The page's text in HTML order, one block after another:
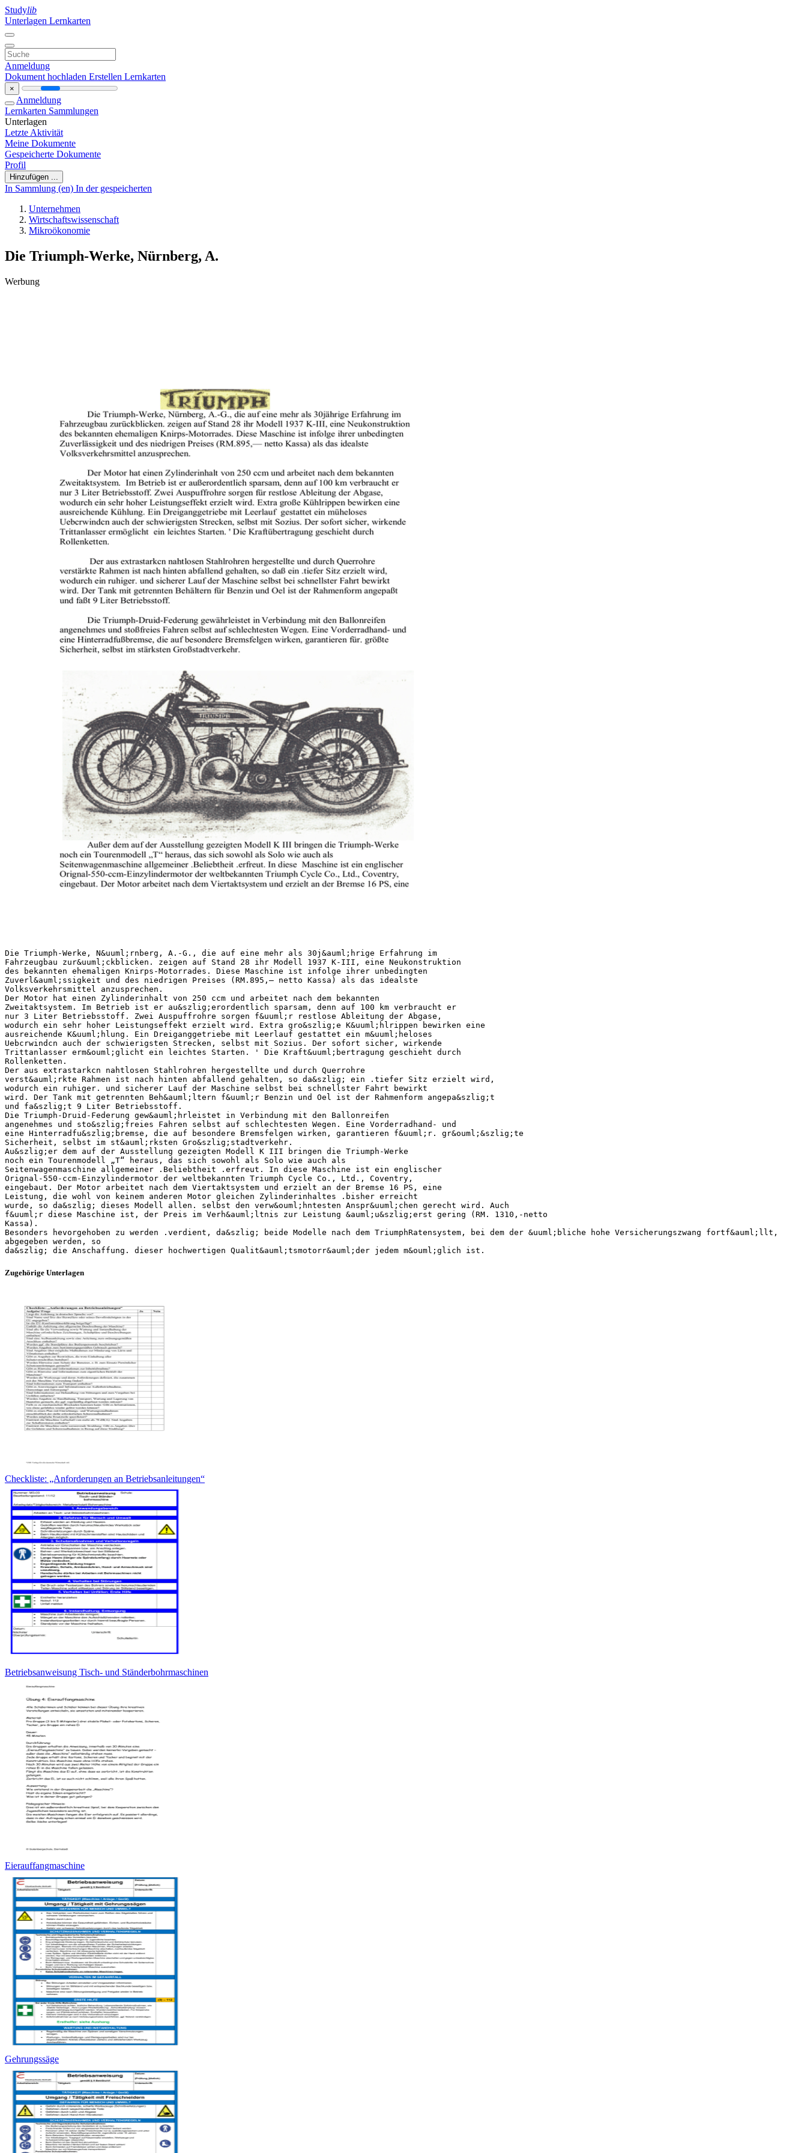
Studylib
Unterlagen Lernkarten
Anmeldung
Dokument hochladen Erstellen Lernkarten
×
Anmeldung
Lernkarten Sammlungen
Unterlagen
Letzte Aktivität
Meine Dokumente
Gespeicherte Dokumente
Profil
Hinzufügen ...
In Sammlung (en) In der gespeicherten
Unternehmen
Wirtschaftswissenschaft
Mikroökonomie
Die Triumph-Werke, Nürnberg, A.
Werbung
Die Triumph-Werke, N&uuml;rnberg, A.-G., die auf eine mehr als 30j&auml;hrige Erfahrung im
Fahrzeugbau zur&uuml;ckblicken. zeigen auf Stand 28 ihr Modell 1937 K-III, eine Neukonstruktion
des bekannten ehemaligen Knirps-Motorrades. Diese Maschine ist infolge ihrer unbedingten
Zuverl&auml;ssigkeit und des niedrigen Preises (RM.895,— netto Kassa) als das idealste
Volksverkehrsmittel anzusprechen.
Der Motor hat einen Zylinderinhalt von 250 ccm und arbeitet nach dem bekannten
Zweitaktsystem. Im Betrieb ist er au&szlig;erordentlich sparsam, denn auf 100 km verbraucht er
nur 3 Liter Betriebsstoff. Zwei Auspuffrohre sorgen f&uuml;r restlose Ableitung der Abgase,
wodurch ein sehr hoher Leistungseffekt erzielt wird. Extra gro&szlig;e K&uuml;hlrippen bewirken eine
ausreichende K&uuml;hlung. Ein Dreiganggetriebe mit Leerlauf gestattet ein m&uuml;heloses
Uebcrwindcn auch der schwierigsten Strecken, selbst mit Sozius. Der sofort sicher, wirkende
Trittanlasser erm&ouml;glicht ein leichtes Starten. ' Die Kraft&uuml;bertragung geschieht durch
Rollenketten.
Der aus extrastarkcn nahtlosen Stahlrohren hergestellte und durch Querrohre
verst&auml;rkte Rahmen ist nach hinten abfallend gehalten, so da&szlig; ein .tiefer Sitz erzielt wird,
wodurch ein ruhiger. und sicherer Lauf der Maschine selbst bei schnellster Fahrt bewirkt
wird. Der Tank mit getrennten Beh&auml;ltern f&uuml;r Benzin und Oel ist der Rahmenform angepa&szlig;t
und fa&szlig;t 9 Liter Betriebsstoff.
Die Triumph-Druid-Federung gew&auml;hrleistet in Verbindung mit den Ballonreifen
angenehmes und sto&szlig;freies Fahren selbst auf schlechtesten Wegen. Eine Vorderradhand- und
eine Hinterradfu&szlig;bremse, die auf besondere Bremsfelgen wirken, garantieren f&uuml;r. gr&ouml;&szlig;te
Sicherheit, selbst im st&auml;rksten Gro&szlig;stadtverkehr.
Au&szlig;er dem auf der Ausstellung gezeigten Modell K III bringen die Triumph-Werke
noch ein Tourenmodell „T“ heraus, das sich sowohl als Solo wie auch als
Seitenwagenmaschine allgemeiner .Beliebtheit .erfreut. In diese Maschine ist ein englischer
Orignal-550-ccm-Einzylindermotor der weltbekannten Triumph Cycle Co., Ltd., Coventry,
eingebaut. Der Motor arbeitet nach dem Viertaktsystem und erzielt an der Bremse 16 PS, eine
Leistung, die wohl von keinem anderen Motor gleichen Zylinderinhaltes .bisher erreicht
wurde, so da&szlig; dieses Modell allen. selbst den verw&ouml;hntesten Anspr&uuml;chen gerecht wird. Auch
f&uuml;r diese Maschine ist, der Preis im Verh&auml;ltnis zur Leistung &auml;u&szlig;erst gering (RM. 1310,-netto
Kassa).
Besonders hevorgehoben zu werden .verdient, da&szlig; beide Modelle nach dem TriumphRatensystem, bei dem der &uuml;bliche hohe Versicherungszwang fortf&auml;llt,
abgegeben werden, so
Zugehörige Unterlagen
Checkliste: „Anforderungen an Betriebsanleitungen“
Betriebsanweisung Tisch- und Ständerbohrmaschinen
Eierauffangmaschine
Gehrungssäge